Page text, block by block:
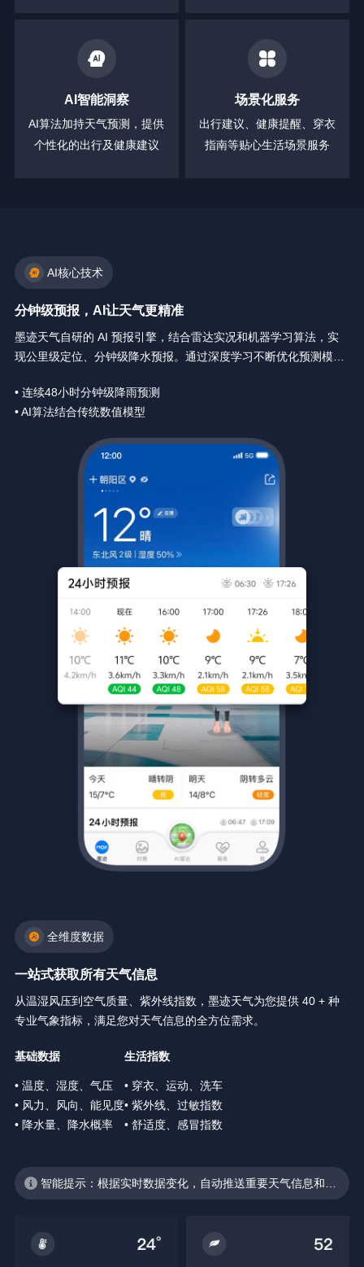
AI智能洞察
AI算法加持天气预测，提供
个性化的出行及健康建议
场景化服务
出行建议、健康提醒、穿衣
指南等贴心生活场景服务
AI核心技术
分钟级预报，AI让天气更精准
墨迹天气自研的 AI 预报引擎，结合雷达实况和机器学习算法，实
现公里级定位、分钟级降水预报。通过深度学习不断优化预测模
• 连续48小时分钟级降雨预测
• AI算法结合传统数值模型
全维度数据
一站式获取所有天气信息
从温湿风压到空气质量、紫外线指数，墨迹天气为您提供 40 + 种
专业气象指标，满足您对天气信息的全方位需求。
基础数据
• 温度、湿度、气压
• 风力、风向、能见度
• 降水量、降水概率
生活指数
• 穿衣、运动、洗车
• 紫外线、过敏指数
• 舒适度、感冒指数
智能提示：根据实时数据变化，自动推送重要天气信息和生